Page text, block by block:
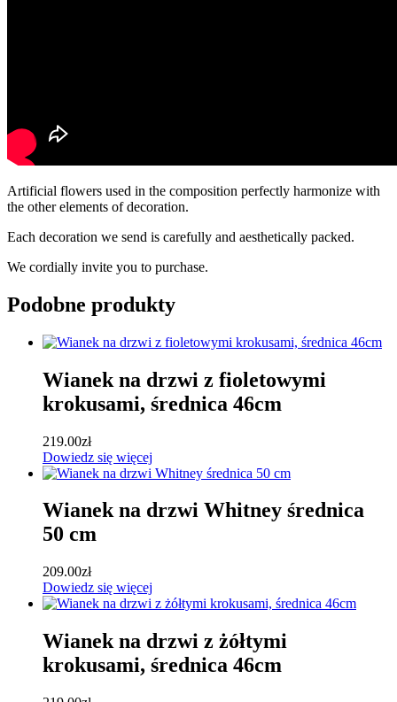
Artificial flowers used in the composition perfectly harmonize with
the other elements of decoration.
Each decoration we send is carefully and aesthetically packed.
We cordially invite you to purchase.
Podobne produkty
Wianek na drzwi z fioletowymi
krokusami, średnica 46cm
219.00zł
Dowiedz się więcej
Wianek na drzwi Whitney średnica
50 cm
209.00zł
Dowiedz się więcej
Wianek na drzwi z żółtymi
krokusami, średnica 46cm